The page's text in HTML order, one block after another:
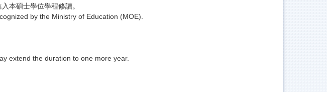
本碩士學位學程修讀。
by the Ministry of Education (MOE).
extend the duration to one more year.